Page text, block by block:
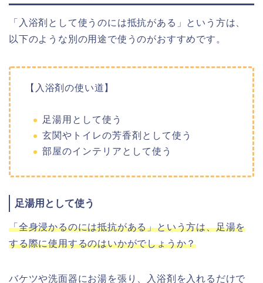
「入浴剤として使うのには抵抗がある」という方は、
以下のような別の用途で使うのがおすすめです。
【入浴剤の使い道】
足湯用として使う
玄関やトイレの芳香剤として使う
部屋のインテリアとして使う
足湯用として使う
「全身浸かるのには抵抗がある」という方は、足湯を
する際に使用するのはいかがでしょうか？
バケツや洗面器にお湯を張り、入浴剤を入れるだけで